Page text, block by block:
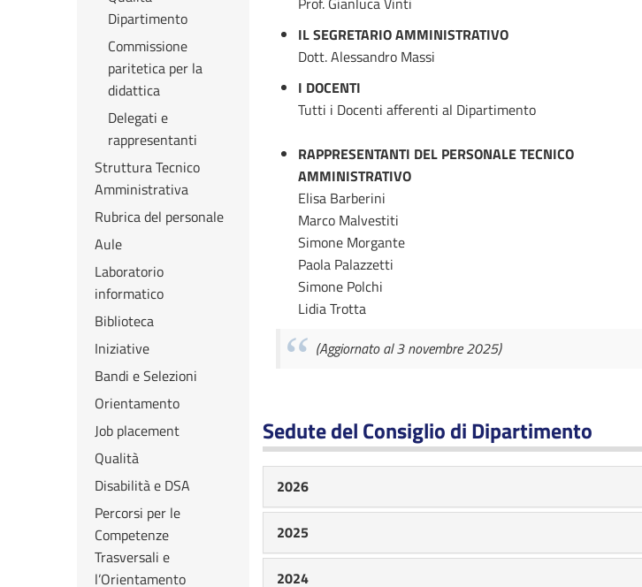
IL SEGRETARIO AMMINISTRATIVO
Dott. Alessandro Massi
I DOCENTI
Tutti i Docenti afferenti al Dipartimento
RAPPRESENTANTI DEL PERSONALE TECNICO
AMMINISTRATIVO
Elisa Barberini
Marco Malvestiti
Simone Morgante
Paola Palazzetti
Simone Polchi
Lidia Trotta
(Aggiornato al 3 novembre 2025)
Sedute del Consiglio di Dipartimento
2026
2025
2024
Dipartimento
Commissione
paritetica per la
didattica
Delegati e
rappresentanti
Struttura Tecnico
Amministrativa
Rubrica del personale
Aule
Laboratorio
informatico
Biblioteca
Iniziative
Bandi e Selezioni
Orientamento
Job placement
Qualità
Disabilità e DSA
Percorsi per le
Competenze
Trasversali e
l’Orientamento